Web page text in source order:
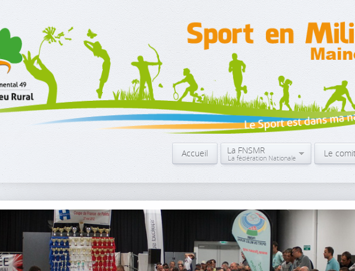
Accueil La FNSMR
La fédération Nationale Le